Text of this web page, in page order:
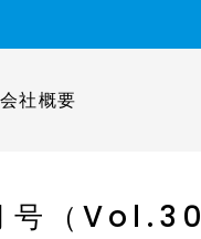
会社概要
（Vol.30